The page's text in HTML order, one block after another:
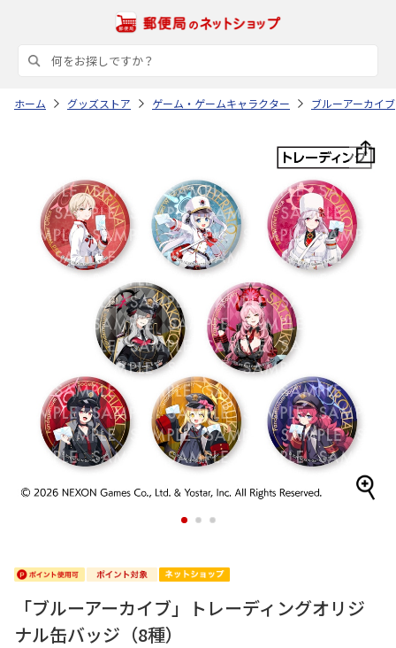
ホーム グッズストア ゲーム・ゲームキャラクター ブルーアーカイブ
1 2 3
「ブルーアーカイブ」トレーディングオリジ
ナル缶バッジ（8種）